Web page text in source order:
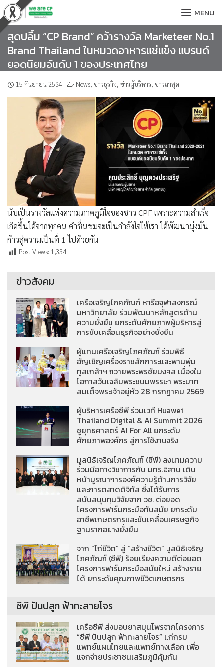
Skip
to
content
MENU
สุดปลื้ม “CP Brand” คว้ารางวัล Marketeer No.1
Brand Thailand ในหมวดอาหารแช่แข็ง แบรนด์
ยอดนิยมอันดับ 1 ของประเทศไทย
15 กันยายน 2564 News, ข่าวธุรกิจ, ข่าวผู้บริหาร, ข่าวล่าสุด
นับเป็นรางวัลแห่งความภาคภูมิใจของชาว CPF เพราะความสำเร็จ
เกิดขึ้นได้จากทุกคน คำชื่นชมจะเป็นกำลังใจให้เรา ได้พัฒนามุ่งมั่น
ก้าวสู่ความเป็นที่ 1 ไปด้วยกัน
Post Views: 1,334
ข่าวสังคม
เครือเจริญโภคภัณฑ์ หารือจุฬาลงกรณ์
มหาวิทยาลัย ร่วมพัฒนาหลักสูตรด้าน
ความยั่งยืน ยกระดับศักยภาพผู้บริหารสู่
การขับเคลื่อนธุรกิจอย่างยั่งยืน
ผู้แทนเครือเจริญโภคภัณฑ์ ร่วมพิธี
อัญเชิญเครื่องราชสักการะและพานพุ่ม
ทูลเกล้าฯ ถวายพระพรชัยมงคล เนื่องใน
โอกาสวันเฉลิมพระชนมพรรษา พระบาท
สมเด็จพระเจ้าอยู่หัว 28 กรกฎาคม 2569
ผู้บริหารเครือซีพี ร่วมเวที Huawei
Thailand Digital & AI Summit 2026
ชูยุทธศาสตร์ AI For All ยกระดับ
ศักยภาพองค์กร สู่การใช้งานจริง
มูลนิธิเจริญโภคภัณฑ์ (ซีพี) ลงนามความ
ร่วมมือทางวิชาการกับ มทร.อีสาน เดิน
หน้าบูรณาการองค์ความรู้ด้านการวิจัย
และการตลาดดิจิทัล ซึ่งได้รับการ
สนับสนุนทุนวิจัยจาก วช. ต่อยอด
โครงการฟาร์มกระบือทันสมัย ยกระดับ
อาชีพเกษตรกรและขับเคลื่อนเศรษฐกิจ
ฐานรากอย่างยั่งยืน
จาก “ไถ่ชีวิต” สู่ “สร้างชีวิต” มูลนิธิเจริญ
โภคภัณฑ์ (ซีพี) ร้อยเรียงความดีต่อยอด
โครงการฟาร์มกระบือสมัยใหม่ สร้างราย
ได้ ยกระดับคุณภาพชีวิตเกษตรกร
ซีพี ปันปลูก ฟ้าทะลายโจร
เครือซีพี ส่งมอบยาสมุนไพรจากโครงการ
“ซีพี ปันปลูก ฟ้าทะลายโจร” แก่กรม
แพทย์แผนไทยและแพทย์ทางเลือก เพื่อ
แจกจ่ายประชาชนเสริมภูมิคุ้มกัน